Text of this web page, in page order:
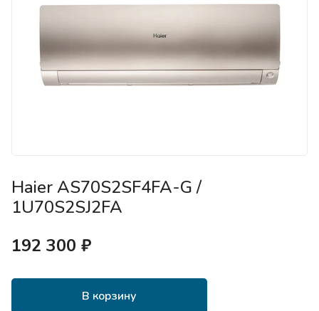
Haier AS70S2SF4FA-G /
1U70S2SJ2FA
192 300 ₽
В корзину